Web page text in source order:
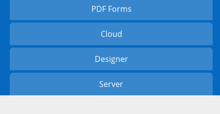
PDF Forms
Cloud
Designer
Server